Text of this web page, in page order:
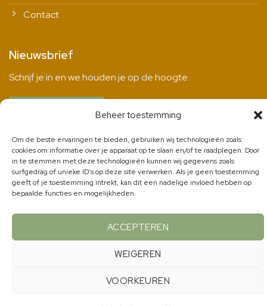
Beheer toestemming
Om de beste ervaringen te bieden, gebruiken wij technologieën zoals
cookies om informatie over je apparaat op te slaan en/of te raadplegen. Door
in te stemmen met deze technologieën kunnen wij gegevens zoals
surfgedrag of unieke ID's op deze site verwerken. Als je geen toestemming
geeft of je toestemming intrekt, kan dit een nadelige invloed hebben op
bepaalde functies en mogelijkheden.
ACCEPTEREN
WEIGEREN
VOORKEUREN
Contact
Nieuwsbrief
Schrijf je in en we houden je op de hoogte.
Copyright 2026 © HeelHuus|Privacyverklaring| Ontwerp &
bouw: Reclamebureau Maakmeesters